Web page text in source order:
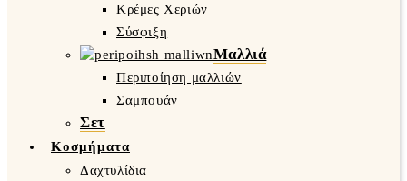
Κρέμες Χεριών
Σύσφιξη
Μαλλιά
Περιποίηση μαλλιών
Σαμπουάν
Σετ
Κοσμήματα
Δαχτυλίδια